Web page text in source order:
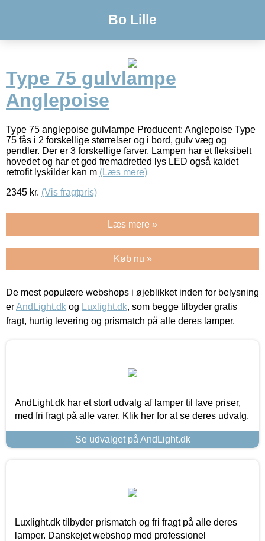
Bo Lille
Type 75 gulvlampe
Anglepoise
Type 75 anglepoise gulvlampe Producent: Anglepoise Type
75 fås i 2 forskellige størrelser og i bord, gulv væg og
pendler. Der er 3 forskellige farver. Lampen har et fleksibelt
hovedet og har et god fremadretted lys LED også kaldet
retrofit lyskilder kan m (Læs mere)
2345 kr. (Vis fragtpris)
Læs mere »
Køb nu »
De mest populære webshops i øjeblikket inden for belysning
erAndLight.dk og Luxlight.dk, som begge tilbyder gratis
fragt, hurtig levering og prismatch på alle deres lamper.
AndLight.dk har et stort udvalg af lamper til lave priser,
med fri fragt på alle varer. Klik her for at se deres udvalg.
Se udvalget på AndLight.dk
Luxlight.dk tilbyder prismatch og fri fragt på alle deres
lamper. Danskejet webshop med professionel